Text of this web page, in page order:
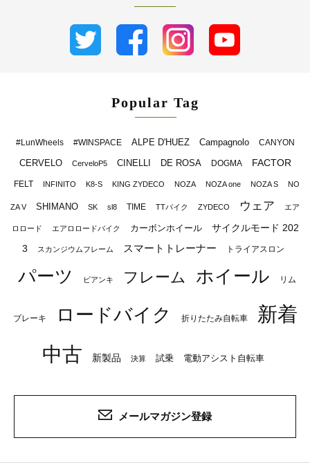
Popular Tag
#LunWheels #WINSPACE ALPE D'HUEZ Campagnolo CANYON
CERVELO CerveloP5 CINELLI DE ROSA DOGMA FACTOR
FELT INFINITO K8-S KING ZYDECO NOZA NOZA one NOZA S NO
ZA V SHIMANO SK sl8 TIME TTバイク ZYDECO ウェア エア
ロロード エアロロードバイク カーボンホイール
サイクルモード 202
3
スカンジウムフレーム スマートトレーナー トライアスロン
パーツ ビアンキ フレーム ホイール リム
ブレーキ ロードバイク 折りたたみ自転車
新着
中古
新製品 決算 試乗 電動アシスト自転車
メールマガジン登録